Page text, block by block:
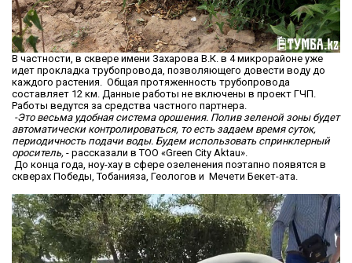
В частности, в сквере имени Захарова В.К. в 4 микрорайоне уже
идет прокладка трубопровода, позволяющего довести воду до
каждого растения. Общая протяженность трубопровода
составляет 12 км. Данные работы не включены в проект ГЧП.
Работы ведутся за средства частного партнера.
-Это весьма удобная система орошения. Полив зеленой зоны будет
автоматически контролироваться, то есть задаем время суток,
периодичность подачи воды. Будем использовать спринклерный
ороситель, - рассказали в ТОО «Green City Aktau».
До конца года, ноу-хау в сфере озеленения поэтапно появятся в
скверах Победы, Тобанияза, Геологов и Мечети Бекет-ата.